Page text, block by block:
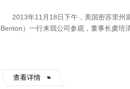
2013年11月18日下午，美国密苏里州
Benton）一行来我公司参观，董事长虞培
查看详情